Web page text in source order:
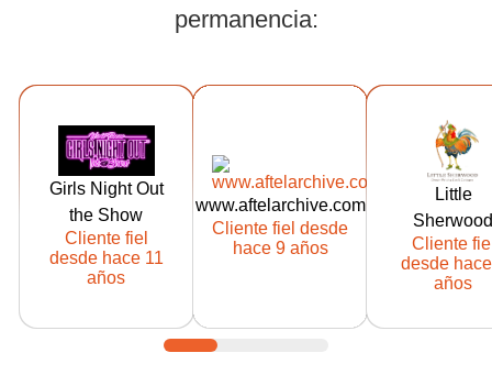
permanencia:
Girls Night Out
the Show
Cliente fiel
desde hace 11
años
https://tickets.
girlsnightoutt
heshow.com
Cliente de
Ticketor
desde: 2015
www.aftelarchive.com
Cliente fiel desde
hace 9 años
ketor.com/afte
larchive
Cliente de
Ticketor
Little
Cliente
desde
años
https://
ketor.com/
Cliente
Ticketor
desde: